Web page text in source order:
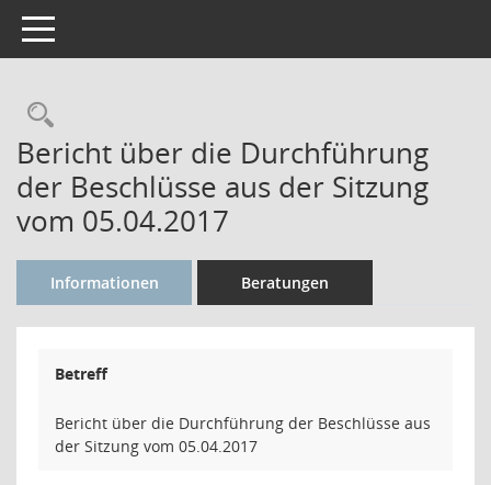
Toggle navigation
Rechercheauswahl
Bericht über die Durchführung
der Beschlüsse aus der Sitzung
vom 05.04.2017
Informationen Beratungen
Betreff
Bericht über die Durchführung der Beschlüsse aus
der Sitzung vom 05.04.2017